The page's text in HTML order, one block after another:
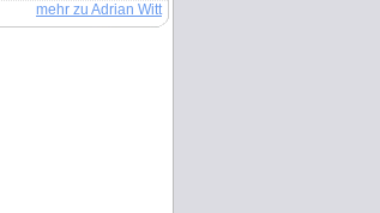
mehr zu Adrian Witt